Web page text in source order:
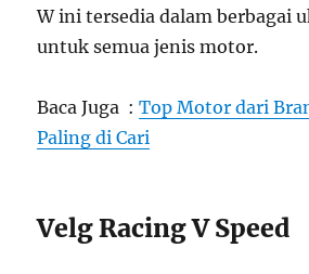
W ini tersedia dalam berbagai
untuk semua jenis motor.
Baca Juga :Top Motor dari
Paling di Cari
Velg Racing V Speed